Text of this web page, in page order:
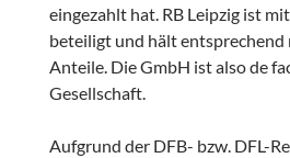
eingezahlt hat. RB Leipzig ist
beteiligt und hält entsprechend
Anteile. Die GmbH ist also de
Gesellschaft.
Aufgrund der DFB- bzw. DFL-